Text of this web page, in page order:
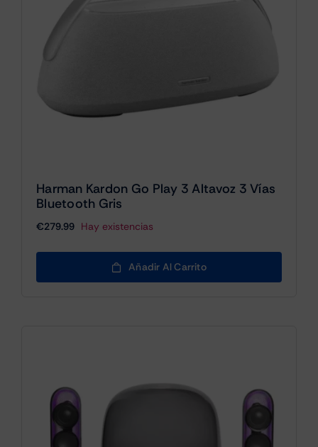
Harman Kardon Go Play 3 Altavoz 3 Vías
Bluetooth Gris
€279.99 Hay existencias
Añadir Al Carrito